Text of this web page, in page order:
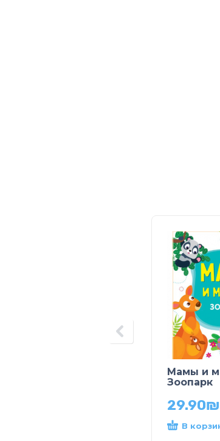
Мамы и
Зоопарк
29.90₪
В